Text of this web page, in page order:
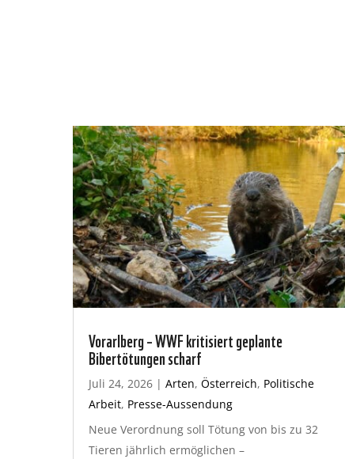
Vorarlberg – WWF kritisiert geplante
Bibertötungen scharf
Juli 24, 2026 | Arten, Österreich, Politische
Arbeit, Presse-Aussendung
Neue Verordnung soll Tötung von bis zu 32
Tieren jährlich ermöglichen –